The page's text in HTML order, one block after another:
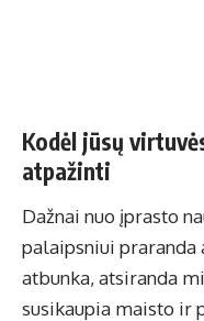
Kodėl jūsų
atpažinti
Dažnai nuo įprasto
palaipsniui praranda
atbunka, atsiranda
susikaupia maisto ir